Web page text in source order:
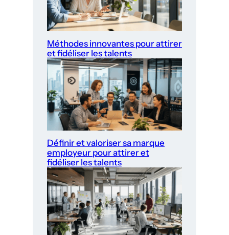
Méthodes innovantes pour attirer
et fidéliser les talents
Définir et valoriser sa marque
employeur pour attirer et
fidéliser les talents